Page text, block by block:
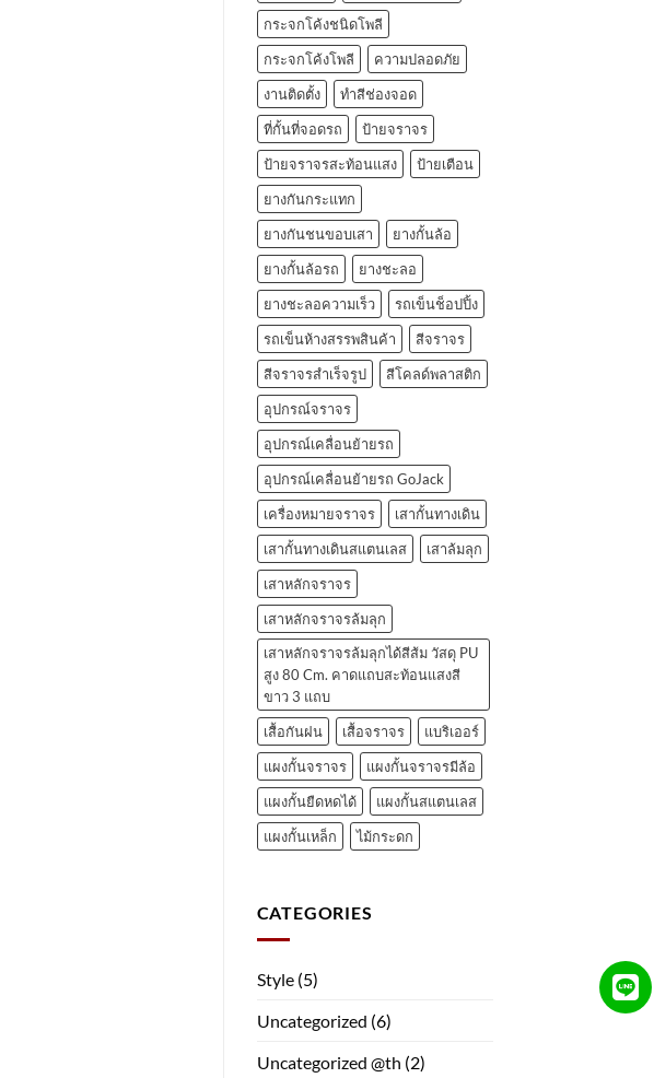
กระจกโค้งชนิดโพลี
กระจกโค้งโพลี
ความปลอดภัย
งานติดตั้ง
ทำสีช่องจอด
ที่กั้นที่จอดรถ
ป้ายจราจร
ป้ายจราจรสะท้อนแสง
ป้ายเตือน
ยางกันกระแทก
ยางกันชนขอบเสา
ยางกั้นล้อ
ยางกั้นล้อรถ
ยางชะลอ
ยางชะลอความเร็ว
รถเข็นช็อปปิ้ง
รถเข็นห้างสรรพสินค้า
สีจราจร
สีจราจรสำเร็จรูป
สีโคลด์พลาสติก
อุปกรณ์จราจร
อุปกรณ์เคลื่อนย้ายรถ
อุปกรณ์เคลื่อนย้ายรถ GoJack
เครื่องหมายจราจร
เสากั้นทางเดิน
เสากั้นทางเดินสแตนเลส
เสาล้มลุก
เสาหลักจราจร
เสาหลักจราจรล้มลุก
เสาหลักจราจรล้มลุกได้สีส้ม วัสดุ PU
สูง 80 Cm. คาดแถบสะท้อนแสงสี
ขาว 3 แถบ
เสื้อกันฝน
เสื้อจราจร
แบริเออร์
แผงกั้นจราจร
แผงกั้นจราจรมีล้อ
แผงกั้นยืดหดได้
แผงกั้นสแตนเลส
แผงกั้นเหล็ก
ไม้กระดก
CATEGORIES
Style(5)
Uncategorized (6)
Uncategorized @th (2)